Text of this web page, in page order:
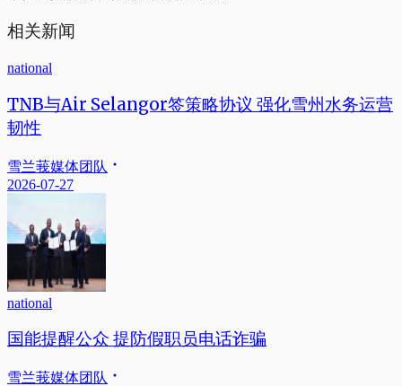
相关新闻
national
TNB与Air Selangor签策略协议 强化雪州水务运营
韧性
雪兰莪媒体团队
2026-07-27
national
国能提醒公众 提防假职员电话诈骗
雪兰莪媒体团队